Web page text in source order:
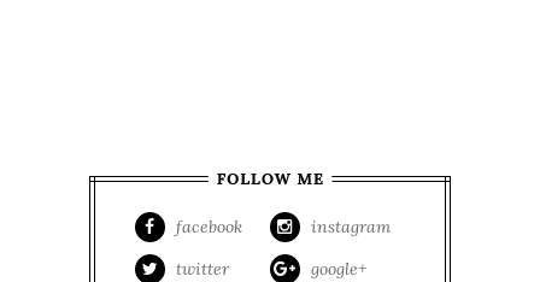
facebook
instagram
twitter
google+